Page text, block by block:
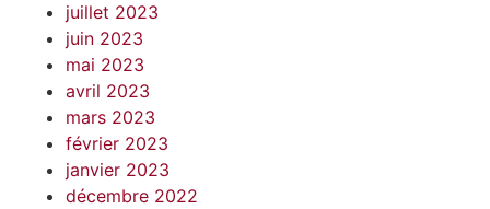
juillet 2023
juin 2023
mai 2023
avril 2023
mars 2023
février 2023
janvier 2023
décembre 2022